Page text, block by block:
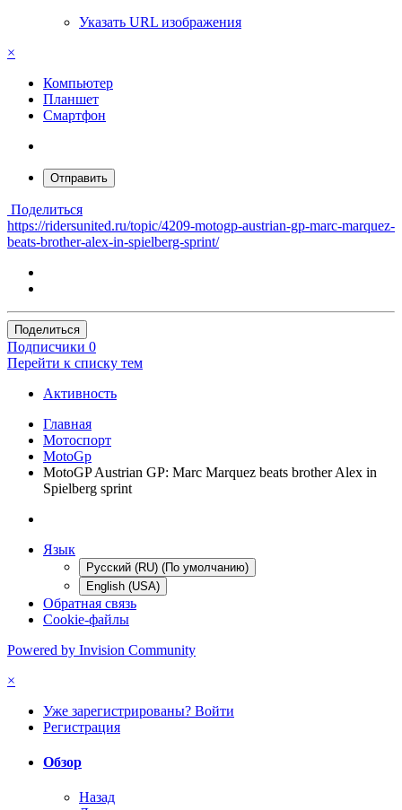
Указать URL изображения
×
Компьютер
Планшет
Смартфон
Отправить
Поделиться
https://ridersunited.ru/topic/4209-motogp-austrian-gp-marc-marquez-
beats-brother-alex-in-spielberg-sprint/
Поделиться
Подписчики 0
Перейти к списку тем
Активность
Главная
Мотоспорт
MotoGp
MotoGP Austrian GP: Marc Marquez beats brother Alex in
Spielberg sprint
Язык
Русский (RU) (По умолчанию)
English (USA)
Обратная связь
Cookie-файлы
Powered by Invision Community
×
Уже зарегистрированы? Войти
Регистрация
Обзор
Назад